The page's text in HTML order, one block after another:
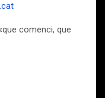
comenci, que